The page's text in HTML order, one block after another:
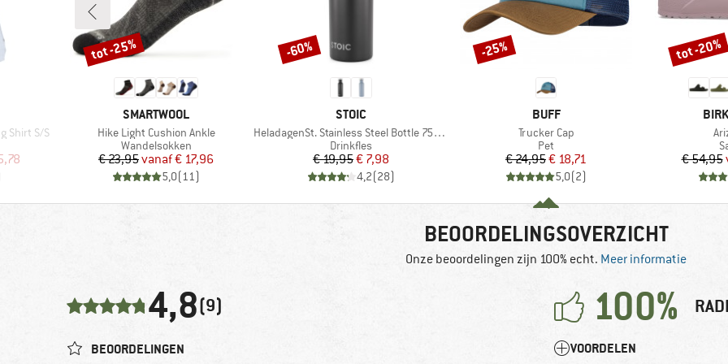
Shirt S/S
prijs
MERK
SMARTWOOL
Artikel
Hike Light Cushion Ankle
Productgroep
Wandelsokken
Prijs
€ 23,95 Verlaagde prijs
vanaf€ 17,96
5,0( 11)
Korting
tot -25%
MERK
STOIC
Artikel
HeladagenSt. Stainless Steel Bottle 750ml
Productgroep
Drinkfles
Prijs
€ 19,95Verlaagde prijs
€ 7,98
4,2(28)
Korting
-60%
MERK
BUFF
Artikel
Trucker Cap
Productgroep
Pet
Prijs
€ 24,95Verlaagde prijs
€ 18,71
5,0(2)
Korting
-25%
€ 54,95
Korting
tot -20%
BEOORDELINGSOVERZICHT
Onze beoordelingen zijn 100% echt. Meer informatie
4,8(9) 100%
BEOORDELINGEN VOORDELEN